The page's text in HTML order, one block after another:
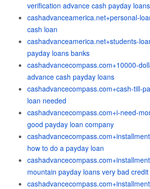
verification advance cash payday loans
cashadvanceamerica.net+personal-
cash loan
cashadvanceamerica.net+students-
payday loans banks
cashadvancecompass.com+10000-
advance cash payday loans
cashadvancecompass.com+cash-till-
loan needed
cashadvancecompass.com+i-need-
good payday loan company
how to do a payday loan
mountain payday loans very bad credit